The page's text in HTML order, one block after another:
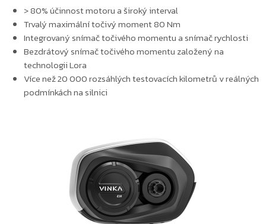
> 80% účinnost motoru a široký interval
Trvalý maximální točivý moment 80 Nm
Integrovaný snímač točivého momentu a snímač rychlosti
Bezdrátový snímač točivého momentu založený na
technologii Lora
Více než 20 000 rozsáhlých testovacích kilometrů v reálných
podmínkách na silnici